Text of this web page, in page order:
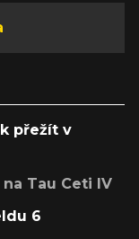
přežít v
Tau Ceti IV
6